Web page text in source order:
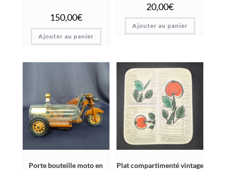
150,00€
Ajouter au panier
20,00€
Ajouter au panier
Porte bouteille moto en
Plat compartimenté vintage